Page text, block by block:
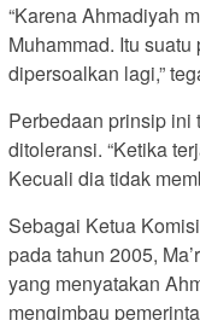
“Karena Ahmadiyah
Muhammad. Itu
dipersoalkan lagi,”
Perbedaan prinsip
ditoleransi. “Ketika
Kecuali dia tidak
Sebagai Ketua
pada tahun 2005,
yang menyatakan
mengimbau